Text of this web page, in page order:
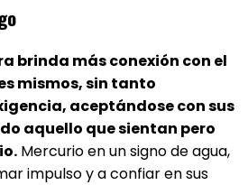
brinda más conexión con el
mismos, sin tanto
aceptándose con sus
aquello que sientan pero
Mercurio en un signo de agua,
impulso y a confiar en sus